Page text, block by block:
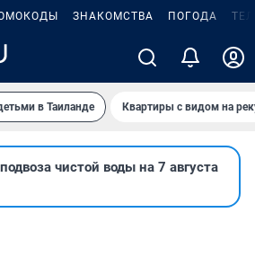
ЗНАКОМСТВА ПОГОДА
в Таиланде Квартиры с видом на
чистой воды на 7 августа